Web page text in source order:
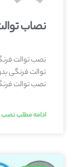
نصاب
نصب توالت
توالت فرنگی
نصب توالت
ادامه مطلب نصب